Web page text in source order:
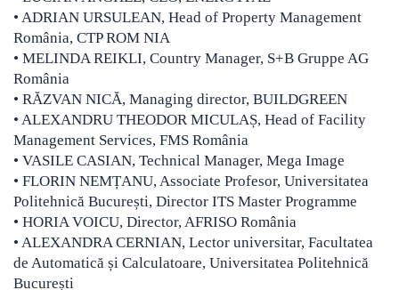
• ADRIAN URSULEAN, Head of Property Management
România, CTP ROM NIA
• MELINDA REIKLI, Country Manager, S+B Gruppe AG
România
• RĂZVAN NICĂ, Managing director, BUILDGREEN
• ALEXANDRU THEODOR MICULAȘ, Head of Facility
Management Services, FMS România
• VASILE CASIAN, Technical Manager, Mega Image
• FLORIN NEMȚANU, Associate Profesor, Universitatea
Politehnică București, Director ITS Master Programme
• HORIA VOICU, Director, AFRISO România
• ALEXANDRA CERNIAN, Lector universitar, Facultatea
de Automatică și Calculatoare, Universitatea Politehnică
București